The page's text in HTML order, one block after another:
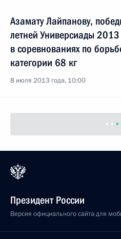
Азамату Лайпанову,
летней Универсиады
в соревнованиях по
категории 68 кг
8 июля 2013 года, 10:00
Президент России
Версия официального сайта для